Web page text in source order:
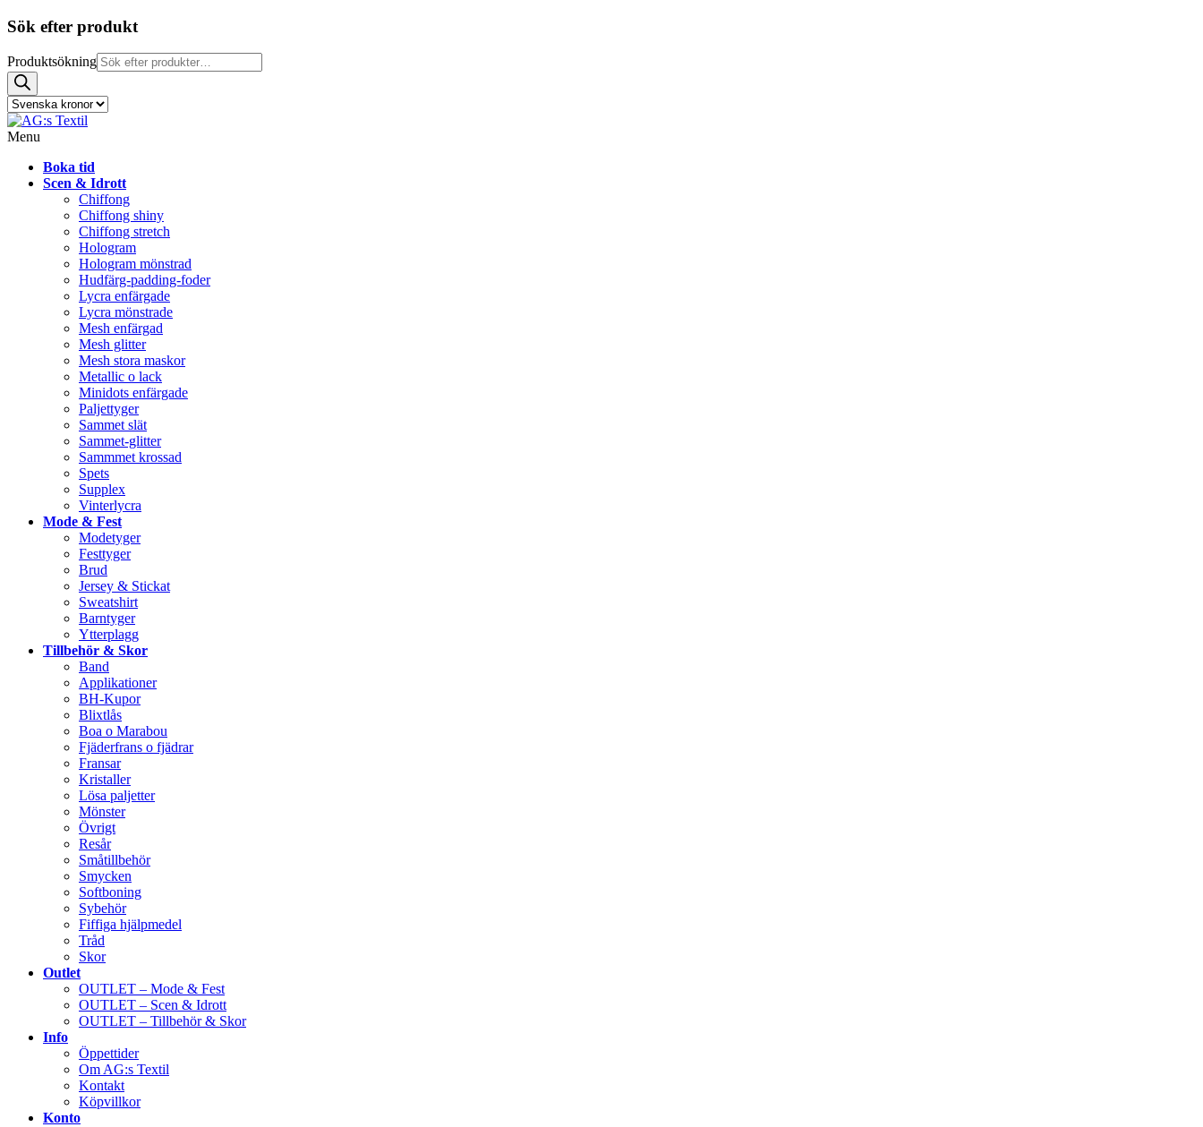
Sök efter produkt
Produktsökning
Menu
Boka tid
Scen & Idrott
Chiffong
Chiffong shiny
Chiffong stretch
Hologram
Hologram mönstrad
Hudfärg-padding-foder
Lycra enfärgade
Lycra mönstrade
Mesh enfärgad
Mesh glitter
Mesh stora maskor
Metallic o lack
Minidots enfärgade
Paljettyger
Sammet slät
Sammet-glitter
Sammmet krossad
Spets
Supplex
Vinterlycra
Mode & Fest
Modetyger
Festtyger
Brud
Jersey & Stickat
Sweatshirt
Barntyger
Ytterplagg
Tillbehör & Skor
Band
Applikationer
BH-Kupor
Blixtlås
Boa o Marabou
Fjäderfrans o fjädrar
Fransar
Kristaller
Lösa paljetter
Mönster
Övrigt
Resår
Småtillbehör
Smycken
Softboning
Sybehör
Fiffiga hjälpmedel
Tråd
Skor
Outlet
OUTLET – Mode & Fest
OUTLET – Scen & Idrott
OUTLET – Tillbehör & Skor
Info
Öppettider
Om AG:s Textil
Kontakt
Köpvillkor
Konto